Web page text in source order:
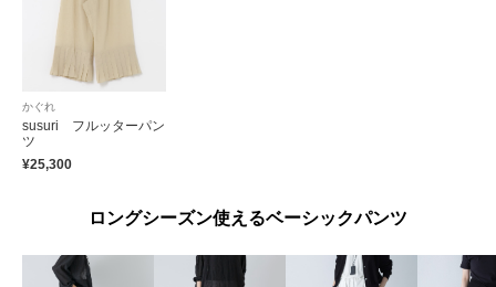
かぐれ
susuri フルッターパン
ツ
¥25,300
ロングシーズン使えるベーシックパンツ